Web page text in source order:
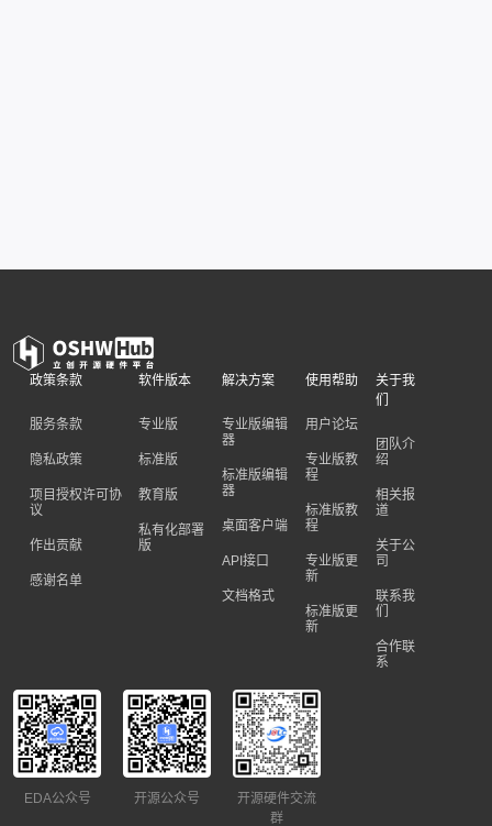
政策条款
服务条款
隐私政策
项目授权许可协
议
作出贡献
感谢名单
软件版本
专业版
标准版
教育版
私有化部署
版
解决方案
专业版编辑
器
标准版编辑
器
桌面客户端
API接口
文档格式
使用帮助
用户论坛
专业版教
程
标准版教
程
专业版更
新
标准版更
新
关于我
们
团队介
绍
相关报
道
关于公
司
联系我
们
合作联
系
EDA公众号 开源公众号
开源硬件交流
群